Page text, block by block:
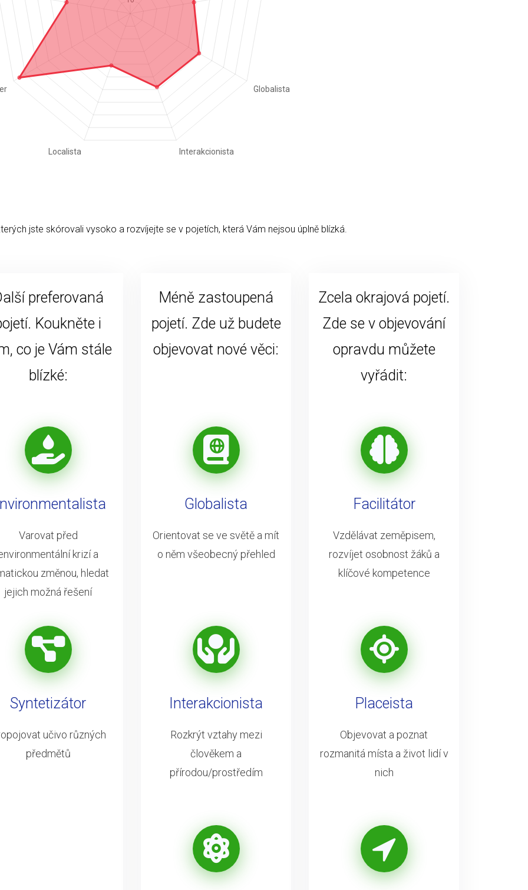
jste skórovali vysoko a rozvíjejte se v pojetích, která Vám nejsou úplně blízká.
preferovaná
Koukněte i
co je Vám stále
blízké:
Varovat před
krizí a
změnou, hledat
jejich možná řešení
Syntetizátor
učivo různých
předmětů
Méně zastoupená
pojetí. Zde už budete
objevovat nové věci:
Globalista
Orientovat se ve světě a mít
o něm všeobecný přehled
Interakcionista
Rozkrýt vztahy mezi
člověkem a
přírodou/prostředím
Zcela okrajová pojetí.
Zde se v objevování
opravdu můžete
vyřádit:
Facilitátor
Vzdělávat zeměpisem,
rozvíjet osobnost žáků a
klíčové kompetence
Placeista
Objevovat a poznat
rozmanitá místa a život lidí v
nich